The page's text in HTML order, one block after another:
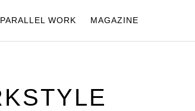
PARALLEL WORK MAGAZINE